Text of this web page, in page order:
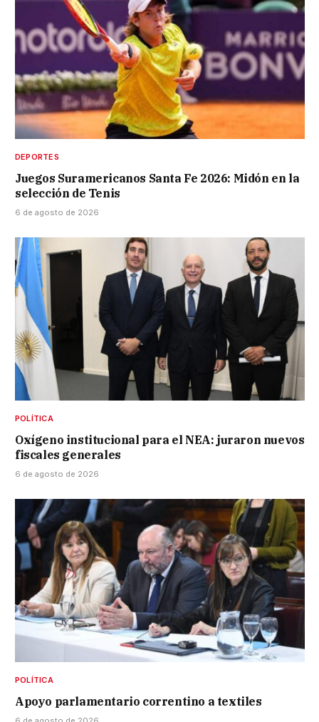
DEPORTES
Juegos Suramericanos Santa Fe 2026: Midón en la
selección de Tenis
6 de agosto de 2026
POLÍTICA
Oxígeno institucional para el NEA: juraron nuevos
fiscales generales
6 de agosto de 2026
POLÍTICA
Apoyo parlamentario correntino a textiles